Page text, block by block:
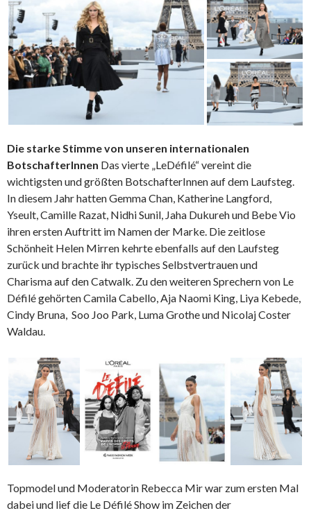
Die starke Stimme von unseren internationalen
BotschafterInnen Das vierte „LeDéfilé“ vereint die
wichtigsten und größten BotschafterInnen auf dem Laufsteg.
In diesem Jahr hatten Gemma Chan, Katherine Langford,
Yseult, Camille Razat, Nidhi Sunil, Jaha Dukureh und Bebe Vio
ihren ersten Auftritt im Namen der Marke. Die zeitlose
Schönheit Helen Mirren kehrte ebenfalls auf den Laufsteg
zurück und brachte ihr typisches Selbstvertrauen und
Charisma auf den Catwalk. Zu den weiteren Sprechern von Le
Défilé gehörten Camila Cabello, Aja Naomi King, Liya Kebede,
Cindy Bruna, Soo Joo Park, Luma Grothe und Nicolaj Coster
Waldau.
Topmodel und Moderatorin Rebecca Mir war zum ersten Mal
dabei und lief die Le Défilé Show im Zeichen der